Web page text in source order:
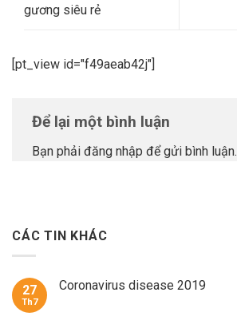
gương siêu rẻ
[pt_view id="f49aeab42j"]
Để lại một bình luận
Bạn phải đăng nhập để gửi bình luận.
CÁC TIN KHÁC
27
Th7
Coronavirus disease 2019